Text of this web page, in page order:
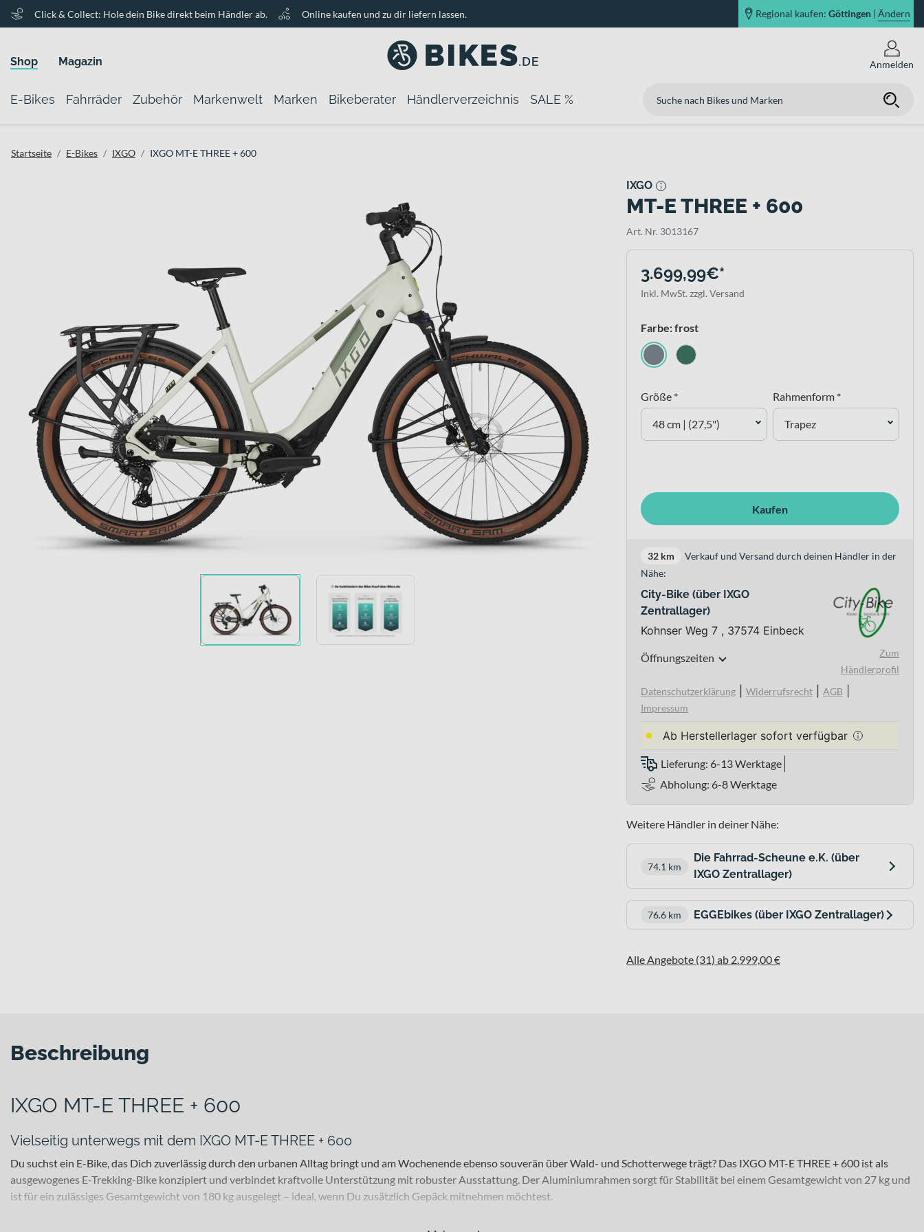
Click & Collect: Hole dein Bike direkt beim Händler ab. Online kaufen und zu dir liefern lassen. Regional kaufen: Göttingen | Ändern
Shop Magazin Anmelden
E-Bikes Fahrräder Zubehör Markenwelt Marken Bikeberater Händlerverzeichnis SALE %
Startseite E-Bikes IXGO IXGO MT-E THREE + 600
IXGO
MT-E THREE + 600
Art. Nr. 3013167
3.699,99€*
Inkl. MwSt. zzgl. Versand
Farbe: frost
Größe *
48 cm | (27,5")
Rahmenform *
Trapez
Kaufen
32 km
Verkauf und Versand durch deinen Händler in der
Nähe:
City-Bike (über IXGO
Zentrallager)
Kohnser Weg 7 , 37574 Einbeck
Öffnungszeiten
Zum
Händlerprofil
Datenschutzerklärung
Widerrufsrecht AGB
Impressum
Ab Herstellerlager sofort verfügbar
Lieferung: 6-13 Werktage
Abholung: 6-8 Werktage
Weitere Händler in deiner Nähe:
74.1 km
Die Fahrrad-Scheune e.K. (über
IXGO Zentrallager)
76.6 km EGGEbikes (über IXGO Zentrallager)
Alle Angebote (31) ab 2.999,00 €
Beschreibung
IXGO MT-E THREE + 600
Vielseitig unterwegs mit dem IXGO MT-E THREE + 600
Du suchst ein E-Bike, das Dich zuverlässig durch den urbanen Alltag bringt und am Wochenende ebenso souverän über Wald- und Schotterwege trägt? Das IXGO MT-E THREE + 600 ist als
ausgewogenes E-Trekking-Bike konzipiert und verbindet kraftvolle Unterstützung mit robuster Ausstattung. Der Aluminiumrahmen sorgt für Stabilität bei einem Gesamtgewicht von 27 kg und
ist für ein zulässiges Gesamtgewicht von 180 kg ausgelegt – ideal, wenn Du zusätzlich Gepäck mitnehmen möchtest.